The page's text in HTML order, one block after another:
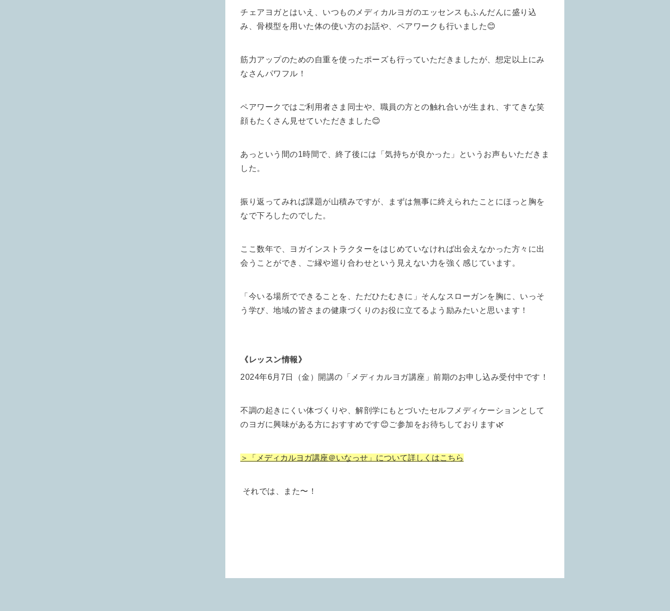
チェアヨガとはいえ、いつものメディカルヨガのエッセンスもふんだんに盛り込
み、骨模型を用いた体の使い方のお話や、ペアワークも行いました😊
筋力アップのための自重を使ったポーズも行っていただきましたが、想定以上にみ
なさんパワフル！
ペアワークではご利用者さま同士や、職員の方との触れ合いが生まれ、すてきな笑
顔もたくさん見せていただきました😊
あっという間の1時間で、終了後には「気持ちが良かった」というお声もいただきま
した。
振り返ってみれば課題が山積みですが、まずは無事に終えられたことにほっと胸を
なで下ろしたのでした。
ここ数年で、ヨガインストラクターをはじめていなければ出会えなかった方々に出
会うことができ、ご縁や巡り合わせという見えない力を強く感じています。
「今いる場所でできることを、ただひたむきに」そんなスローガンを胸に、いっそ
う学び、地域の皆さまの健康づくりのお役に立てるよう励みたいと思います！
《レッスン情報》
2024年6月7日（金）開講の「メディカルヨガ講座」前期のお申し込み受付中です！
不調の起きにくい体づくりや、解剖学にもとづいたセルフメディケーションとして
のヨガに興味がある方におすすめです😊ご参加をお待ちしております🌿
＞「メディカルヨガ講座＠いなっせ」について詳しくはこちら
それでは、また〜！